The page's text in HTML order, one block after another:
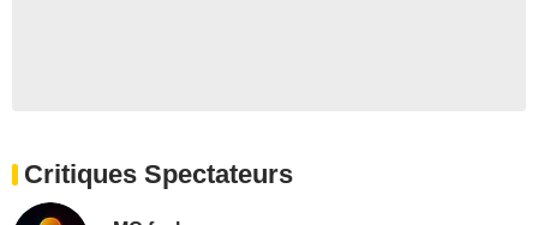
Critiques Spectateurs